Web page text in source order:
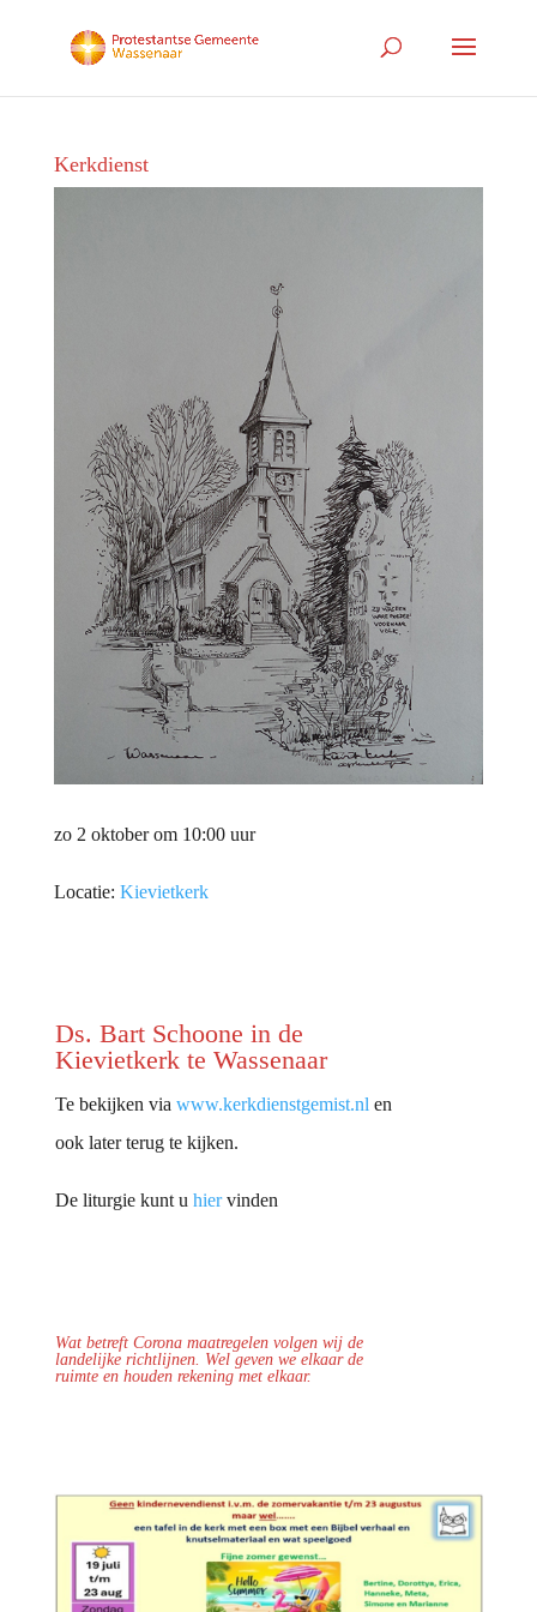
Kerkdienst
zo 2 oktober om 10:00 uur
Locatie: Kievietkerk
Ds. Bart Schoone in de
Kievietkerk te Wassenaar
Te bekijken via www.kerkdienstgemist.nl en
ook later terug te kijken.
De liturgie kunt u hiervinden
Wat betreft Corona maatregelen volgen wij de
landelijke richtlijnen. Wel geven we elkaar de
ruimte en houden rekening met elkaar.